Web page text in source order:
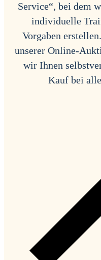
Service“, bei dem
individuelle
Vorgaben
unserer Online-
wir Ihnen
Kauf bei